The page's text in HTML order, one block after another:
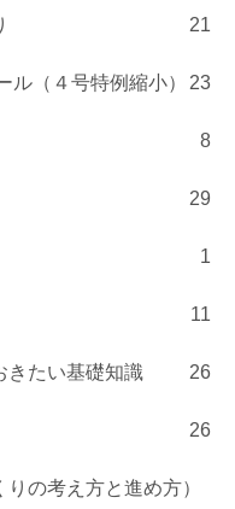
21
（４号特例縮小） 23
8
29
1
11
きたい基礎知識 26
26
の考え方と進め方）